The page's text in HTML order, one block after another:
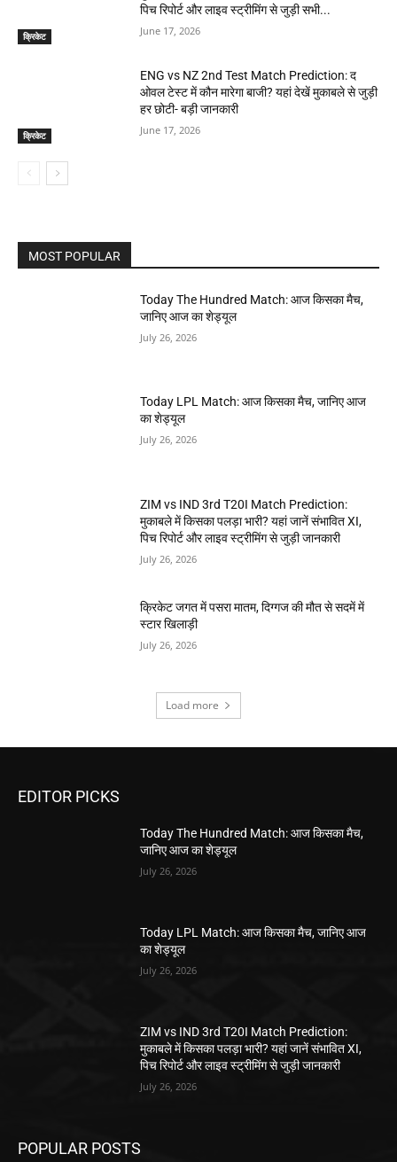
क्रिकेट
पिच रिपोर्ट और लाइव स्ट्रीमिंग से जुड़ी सभी...
June 17, 2026
क्रिकेट
ENG vs NZ 2nd Test Match Prediction: द
ओवल टेस्ट में कौन मारेगा बाजी? यहां देखें मुकाबले से जुड़ी
हर छोटी- बड़ी जानकारी
June 17, 2026
MOST POPULAR
Today The Hundred Match: आज किसका मैच,
जानिए आज का शेड्यूल
July 26, 2026
Today LPL Match: आज किसका मैच, जानिए आज
का शेड्यूल
July 26, 2026
ZIM vs IND 3rd T20I Match Prediction:
मुकाबले में किसका पलड़ा भारी? यहां जानें संभावित XI,
पिच रिपोर्ट और लाइव स्ट्रीमिंग से जुड़ी जानकारी
July 26, 2026
क्रिकेट जगत में पसरा मातम, दिग्गज की मौत से सदमें में
स्टार खिलाड़ी
July 26, 2026
Load more
EDITOR PICKS
Today The Hundred Match: आज किसका मैच,
जानिए आज का शेड्यूल
July 26, 2026
Today LPL Match: आज किसका मैच, जानिए आज
का शेड्यूल
July 26, 2026
ZIM vs IND 3rd T20I Match Prediction:
मुकाबले में किसका पलड़ा भारी? यहां जानें संभावित XI,
पिच रिपोर्ट और लाइव स्ट्रीमिंग से जुड़ी जानकारी
July 26, 2026
POPULAR POSTS